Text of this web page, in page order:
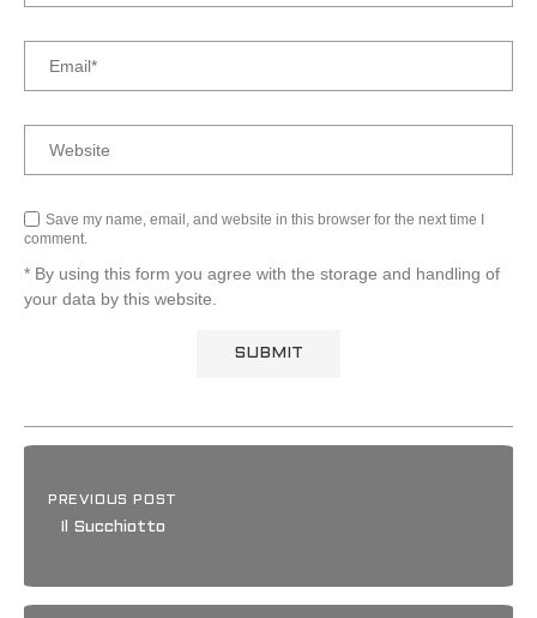
Save my name, email, and website in this browser for the next time I
comment.
* By using this form you agree with the storage and handling of
your data by this website.
PREVIOUS POST
Il Succhiotto